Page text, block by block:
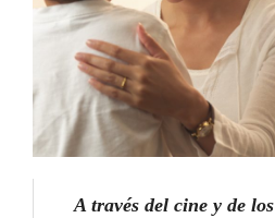
A través del cine y de los